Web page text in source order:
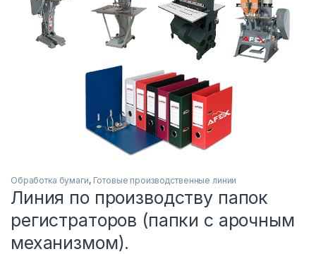
Обработка бумаги, Готовые производственные линии
Линия по производству папок
регистраторов (папки с арочным
механизмом).